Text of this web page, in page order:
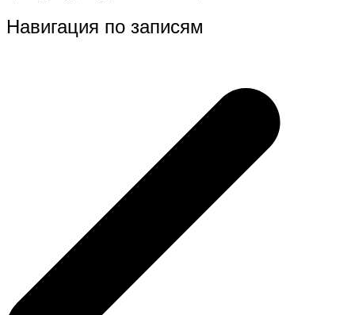
Навигация по записям